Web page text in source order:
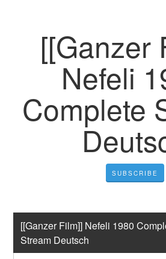
[[Ganzer
Nefeli
Complete
SUBSCRIBE
[[Ganzer Film]] Nefeli 1980
Stream Deutsch